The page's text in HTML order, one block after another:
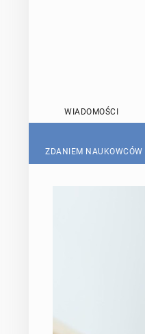
WIADOMOŚCI
ZDANIEM NAUKOWCÓW